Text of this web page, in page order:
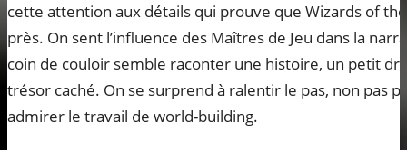
cette attention aux détails qui prouve que Wizards of
près. On sent l’influence des Maîtres de Jeu dans la
coin de couloir semble raconter une histoire, un petit
trésor caché. On se surprend à ralentir le pas, non pas
admirer le travail de world-building.